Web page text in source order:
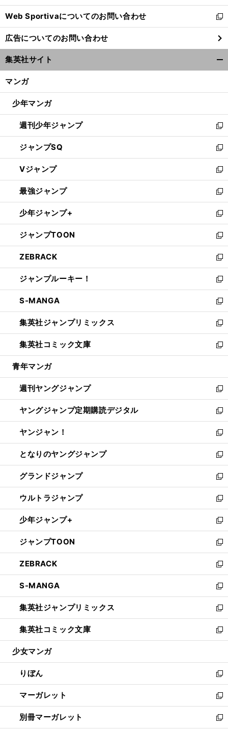
開
く
Web Sportivaについてのお問い合わせ
新
し
い
ウ
ィ
ン
ウ
開
く
広告についてのお問い合わせ
集英社サイト
マンガ
少年マンガ
週刊少年ジャンプ
新
し
い
ウ
ィ
ン
ド
ウ
で
開
く
ジャンプSQ
新
し
い
ウ
ィ
ン
ド
ウ
で
開
く
Vジャンプ
新
し
い
ウ
ィ
ン
ド
ウ
で
開
く
最強ジャンプ
新
し
い
ウ
ィ
ン
ド
ウ
で
開
く
少年ジャンプ+
新
し
い
ウ
ィ
ン
ド
ウ
で
開
く
ジャンプTOON
新
し
い
ウ
ィ
ン
ド
ウ
で
開
く
ZEBRACK
新
し
い
ウ
ィ
ン
ド
ウ
で
開
ジャンプルーキー！
新
し
い
ウ
ィ
ン
ド
ウ
開
く
S-MANGA
新
し
い
ウ
ィ
ン
ウ
で
開
く
集英社ジャンプリミックス
新
し
い
ウ
ン
ド
ウ
で
開
く
集英社コミック文庫
新
し
ウ
ィ
ン
ド
ウ
で
開
く
青年マンガ
週刊ヤングジャンプ
新
し
い
ウ
ィ
ン
ド
ウ
で
開
く
ヤングジャンプ定期購読デジタル
新
し
い
ウ
ィ
ン
ド
ウ
で
開
く
ヤンジャン！
新
し
い
ウ
ィ
ン
ド
ウ
で
開
く
となりのヤングジャンプ
新
し
い
ウ
ィ
ン
ド
ウ
で
開
く
グランドジャンプ
新
し
い
ウ
ィ
ン
ド
ウ
で
開
く
ウルトラジャンプ
新
し
い
ウ
ィ
ン
ド
ウ
で
開
く
少年ジャンプ+
新
し
い
ウ
ィ
ン
ド
ウ
で
開
く
ジャンプTOON
新
し
い
ウ
ィ
ン
ド
ウ
で
開
ZEBRACK
新
し
い
ウ
ィ
ン
ド
ウ
開
く
S-MANGA
新
し
い
ウ
ィ
ン
ウ
で
開
く
集英社ジャンプリミックス
新
し
い
ウ
ン
ド
ウ
で
開
く
集英社コミック文庫
新
し
ウ
ィ
ン
ド
ウ
で
開
少女マンガ
りぼん
新
し
い
ウ
ィ
マーガレット
新
し
い
別冊マーガレット
新